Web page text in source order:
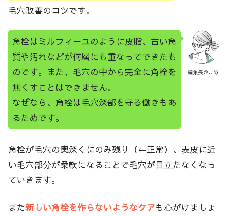
毛穴改善のコツです。
編集長＠まめ
角栓はミルフィーユのように皮脂、古い角
質や汚れなどが何層にも重なってできたも
のです。また、毛穴の中から完全に角栓を
無くすことはできません。
なぜなら、角栓は毛穴深部を守る働きもあ
るためです。
角栓が毛穴の奥深くにのみ残り（←正常）、表皮に近
い毛穴部分が柔軟になることで毛穴が目立たなくなっ
ていきます。
また新しい角栓を作らないようなケアも心がけましょ